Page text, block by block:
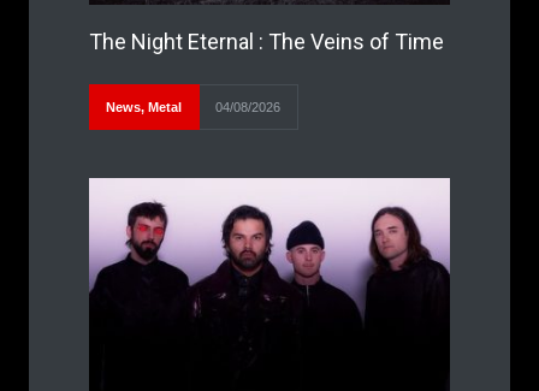
The Night Eternal : The Veins of Time
News, Metal 04/08/2026